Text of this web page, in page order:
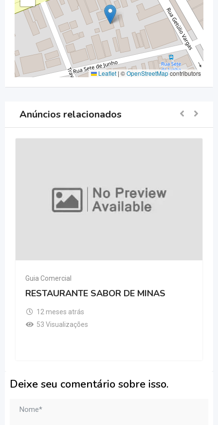
Leaflet | ©OpenStreetMapcontributors
Anúncios relacionados
Guia Comercial
RESTAURANTE SABOR DE MINAS
12 meses atrás
53 Visualizações
Deixe seu comentário sobre isso.